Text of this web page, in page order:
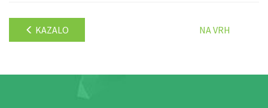
KAZALO NA VRH